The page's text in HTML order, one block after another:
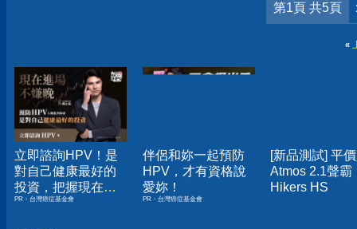
第1頁 共5頁
«
立即諮詢HPV！是
對自己健康最好的
投資，把握現在不
嫌晚！
PR・台灣癌症基金會
伴侶和妳一起預防
HPV，才有資格說
愛妳！
PR・台灣癌症基金會
[新品測試] 平
Atmos 2.1聲霸
Hikers HS